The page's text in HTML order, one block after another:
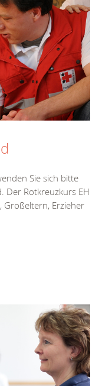
Sie sich bitte
Der Rotkreuzkurs EH
Großeltern, Erzieher